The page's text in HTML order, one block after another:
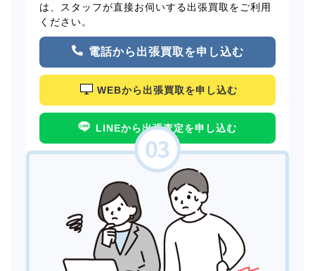
は、スタッフが直接お伺いする出張買取をご利用
ください。
電話から出張買取を申し込む
WEBから出張買取を申し込む
LINEから出張査定を申し込む